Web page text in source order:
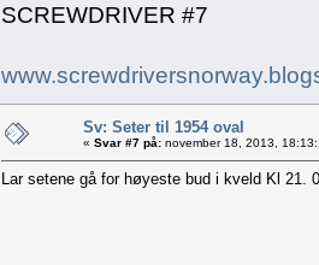
SCREWDRIVER #7
Sv: Seter til 1954 oval
« Svar #7 på: november 18, 2013,
Lar setene gå for høyeste bud i kveld Kl 21.